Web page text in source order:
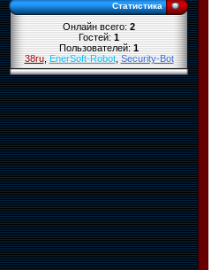
Статистика
Онлайн всего:2
Гостей:1
Пользователей:1
38ru,EnerSoft-Robot,Security-Bot